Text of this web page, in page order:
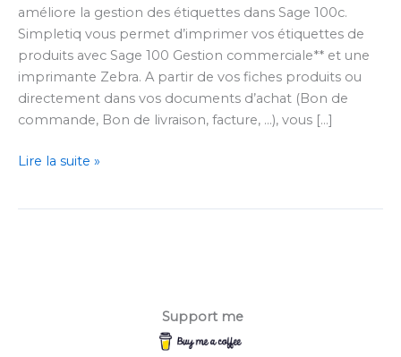
améliore la gestion des étiquettes dans Sage 100c.
Simpletiq vous permet d’imprimer vos étiquettes de
produits avec Sage 100 Gestion commerciale** et une
imprimante Zebra. A partir de vos fiches produits ou
directement dans vos documents d’achat (Bon de
commande, Bon de livraison, facture, …), vous […]
Simpletiq
Lire la suite »
Support me